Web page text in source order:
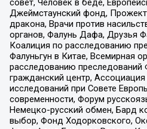
совет, Человек в беде,
Джеймстаунский фонд,
дракона, Врачи против
органов, Фалунь Дафа, Друзья
Коалиция по расследованию
Фалуньгун в Китае, Всемирная
расследованию преследований
гражданский центр,
исследований при Совете
современности, Форум
Немецко-русский обмен, Бард
выбор, Фонд Ходорковского,